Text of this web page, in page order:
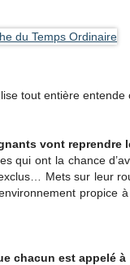
tout entière
vont reprendre
qui ont la chance
Mets sur leur
propice
chacun est appelé